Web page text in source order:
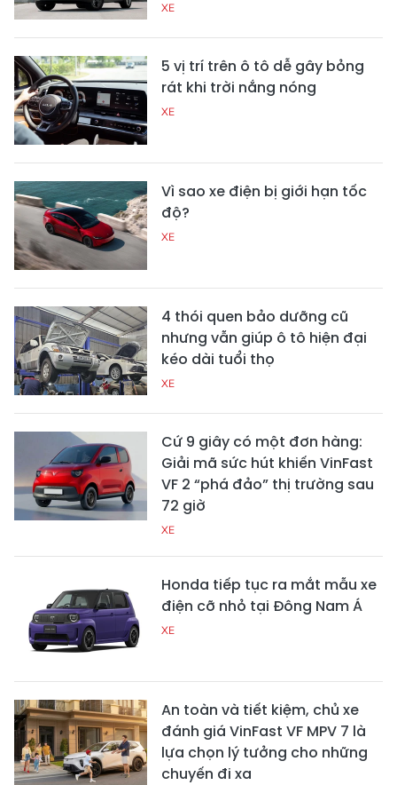
XE
5 vị trí trên ô tô dễ gây bỏng
rát khi trời nắng nóng
XE
Vì sao xe điện bị giới hạn tốc
độ?
XE
4 thói quen bảo dưỡng cũ
nhưng vẫn giúp ô tô hiện đại
kéo dài tuổi thọ
XE
Cứ 9 giây có một đơn hàng:
Giải mã sức hút khiến VinFast
VF 2 “phá đảo” thị trường sau
72 giờ
XE
Honda tiếp tục ra mắt mẫu xe
điện cỡ nhỏ tại Đông Nam Á
XE
An toàn và tiết kiệm, chủ xe
đánh giá VinFast VF MPV 7 là
lựa chọn lý tưởng cho những
chuyến đi xa